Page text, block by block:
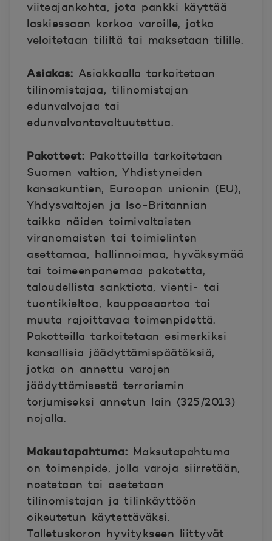
viiteajankohta, jota pankki käyttää
laskiessaan korkoa varoille, jotka
veloitetaan tililtä tai maksetaan tilille.
Asiakas: Asiakkaalla tarkoitetaan
tilinomistajaa, tilinomistajan
edunvalvojaa tai
edunvalvontavaltuutettua.
Pakotteet: Pakotteilla tarkoitetaan
Suomen valtion, Yhdistyneiden
kansakuntien, Euroopan unionin (EU),
Yhdysvaltojen ja Iso-Britannian
taikka näiden toimivaltaisten
viranomaisten tai toimielinten
asettamaa, hallinnoimaa, hyväksymää
tai toimeenpanemaa pakotetta,
taloudellista sanktiota, vienti- tai
tuontikieltoa, kauppasaartoa tai
muuta rajoittavaa toimenpidettä.
Pakotteilla tarkoitetaan esimerkiksi
kansallisia jäädyttämispäätöksiä,
jotka on annettu varojen
jäädyttämisestä terrorismin
torjumiseksi annetun lain (325/2013)
nojalla.
Maksutapahtuma: Maksutapahtuma
on toimenpide, jolla varoja siirretään,
nostetaan tai asetetaan
tilinomistajan ja tilinkäyttöön
oikeutetun käytettäväksi.
Talletuskoron hyvitykseen liittyvät